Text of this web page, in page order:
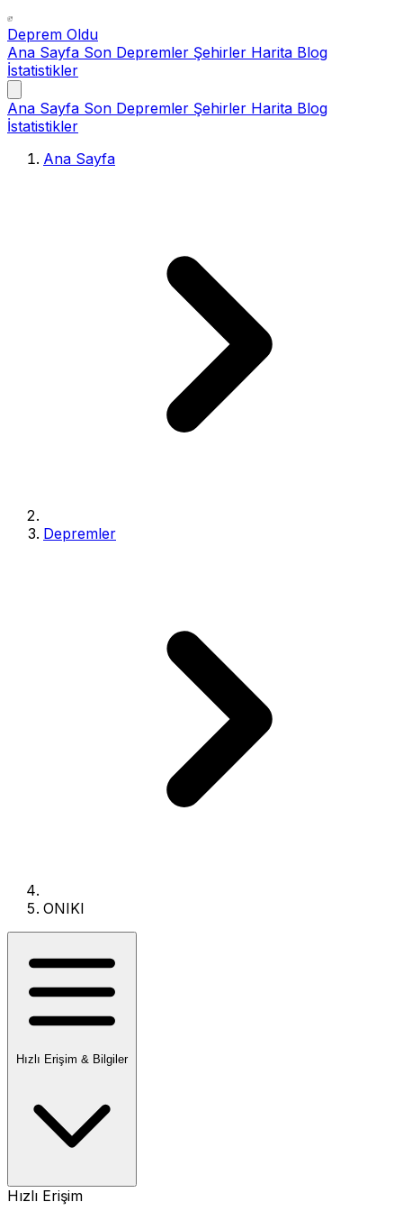
Deprem Oldu
Ana Sayfa Son Depremler Şehirler Harita Blog
İstatistikler
Ana Sayfa Son Depremler Şehirler Harita Blog
İstatistikler
Ana Sayfa
Depremler
ONIKI
Hızlı Erişim & Bilgiler
Hızlı Erişim